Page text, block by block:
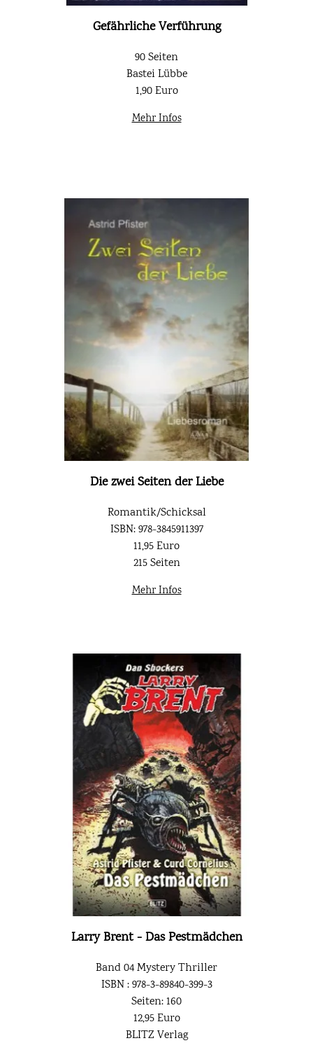
Gefährliche Verführung
90 Seiten
Bastei Lübbe
1,90 Euro
Mehr Infos
Die zwei Seiten der Liebe
Romantik/Schicksal
ISBN: 978-3845911397
11,95 Euro
215 Seiten
Mehr Infos
Larry Brent - Das Pestmädchen
Band 04 Mystery Thriller
ISBN : 978-3-89840-399-3
Seiten: 160
12,95 Euro
BLITZ Verlag